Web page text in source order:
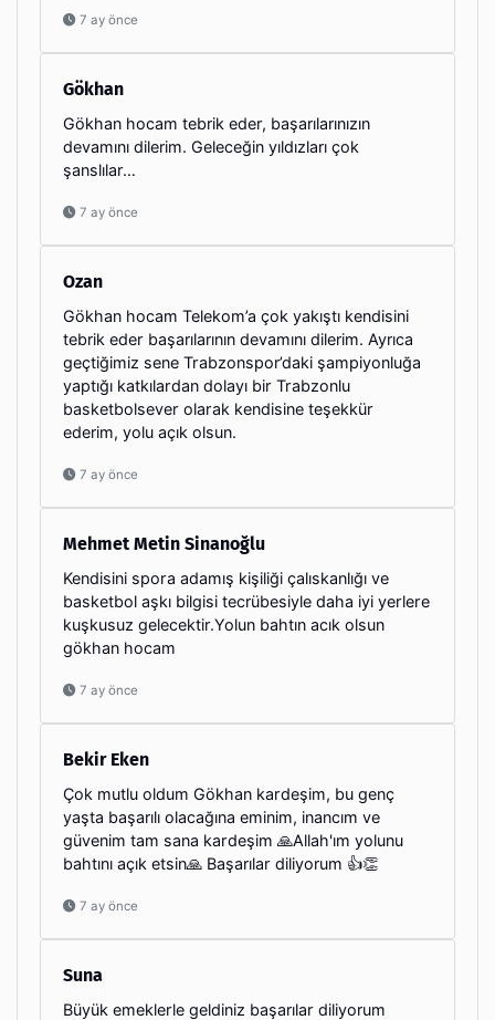
7 ay önce
Gökhan
Gökhan hocam tebrik eder, başarılarınızın
devamını dilerim. Geleceğin yıldızları çok
şanslılar…
7 ay önce
Ozan
Gökhan hocam Telekom’a çok yakıştı kendisini
tebrik eder başarılarının devamını dilerim. Ayrıca
geçtiğimiz sene Trabzonspor’daki şampiyonluğa
yaptığı katkılardan dolayı bir Trabzonlu
basketbolsever olarak kendisine teşekkür
ederim, yolu açık olsun.
7 ay önce
Mehmet Metin Sinanoğlu
Kendisini spora adamış kişiliği çalıskanlığı ve
basketbol aşkı bilgisi tecrübesiyle daha iyi yerlere
kuşkusuz gelecektir.Yolun bahtın acık olsun
gökhan hocam
7 ay önce
Bekir Eken
Çok mutlu oldum Gökhan kardeşim, bu genç
yaşta başarılı olacağına eminim, inancım ve
güvenim tam sana kardeşim 🙏Allah'ım yolunu
bahtını açık etsin🙏 Başarılar diliyorum 👍👏
7 ay önce
Suna
Büyük emeklerle geldiniz başarılar diliyorum